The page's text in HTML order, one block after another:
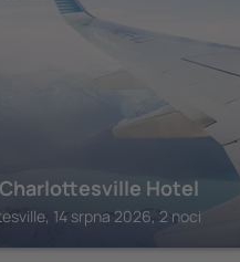
Hotel
14 srpna 2026, 2 noci